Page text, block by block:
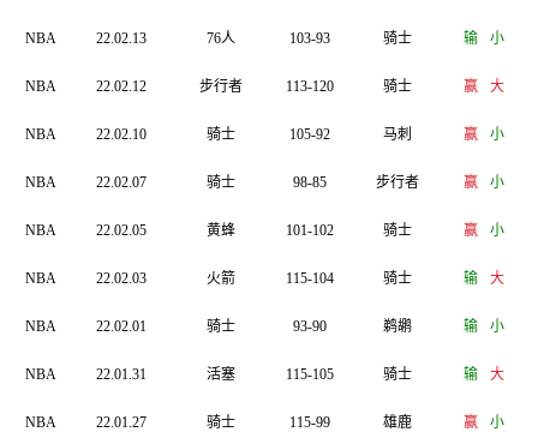
NBA 22.02.13 76人 103-93 骑士 输 小
NBA 22.02.12 步行者 113-120 骑士 赢 大
NBA 22.02.10 骑士 105-92 马刺 赢 小
NBA 22.02.07 骑士 98-85 步行者 赢 小
NBA 22.02.05 黄蜂 101-102 骑士 赢 小
NBA 22.02.03 火箭 115-104 骑士 输 大
NBA 22.02.01 骑士 93-90 鹈鹕 输 小
NBA 22.01.31 活塞 115-105 骑士 输 大
NBA 22.01.27 骑士 115-99 雄鹿 赢 小